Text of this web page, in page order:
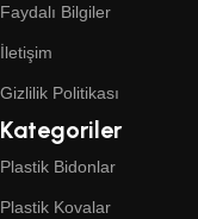
Faydalı Bilgiler
İletişim
Gizlilik Politikası
Kategoriler
Plastik Bidonlar
Plastik Kovalar